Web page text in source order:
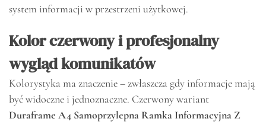
system informacji w przestrzeni użytkowej.
Kolor czerwony i profesjonalny
wygląd komunikatów
Kolorystyka ma znaczenie – zwłaszcza gdy informacje mają
być widoczne i jednoznaczne. Czerwony wariant
Duraframe A4 Samoprzylepna Ramka Informacyjna Z